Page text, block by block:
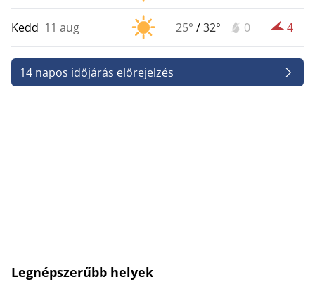
Kedd 11 aug 25° /32° 0 4
14 napos időjárás előrejelzés
Legnépszerűbb helyek